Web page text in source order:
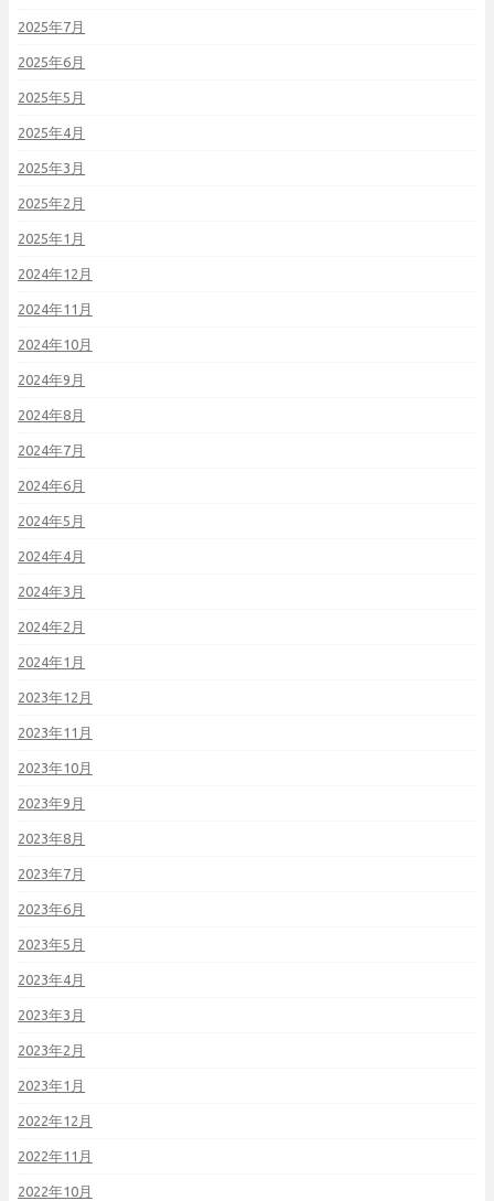
2025年7月
2025年6月
2025年5月
2025年4月
2025年3月
2025年2月
2025年1月
2024年12月
2024年11月
2024年10月
2024年9月
2024年8月
2024年7月
2024年6月
2024年5月
2024年4月
2024年3月
2024年2月
2024年1月
2023年12月
2023年11月
2023年10月
2023年9月
2023年8月
2023年7月
2023年6月
2023年5月
2023年4月
2023年3月
2023年2月
2023年1月
2022年12月
2022年11月
2022年10月